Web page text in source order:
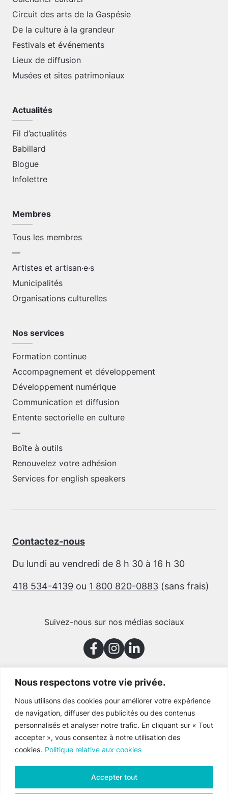
Nous respectons votre vie privée.
Nous utilisons des cookies pour améliorer votre expérience
de navigation, diffuser des publicités ou des contenus
personnalisés et analyser notre trafic. En cliquant sur « Tout
accepter », vous consentez à notre utilisation des
cookies. Politique relative aux cookies
Accepter tout
Circuit des arts de la Gaspésie
De la culture à la grandeur
Festivals et événements
Lieux de diffusion
Musées et sites patrimoniaux
Actualités
Fil d’actualités
Babillard
Blogue
Infolettre
Membres
Tous les membres
—
Artistes et artisan·e·s
Municipalités
Organisations culturelles
Nos services
Formation continue
Accompagnement et développement
Développement numérique
Communication et diffusion
Entente sectorielle en culture
—
Boîte à outils
Renouvelez votre adhésion
Services for english speakers
Contactez-nous
Du lundi au vendredi de 8 h 30 à 16 h 30
418 534-4139 ou 1 800 820-0883 (sans frais)
Suivez-nous sur nos médias sociaux
Merci à nos partenaires